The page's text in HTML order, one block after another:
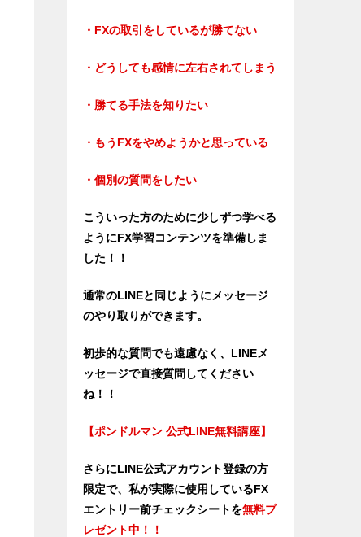
・FXの取引をしているが勝てない
・どうしても感情に左右されてしまう
・勝てる手法を知りたい
・もうFXをやめようかと思っている
・個別の質問をしたい
こういった方のために少しずつ学べる
ようにFX学習コンテンツを準備しま
した！！
通常のLINEと同じようにメッセージ
のやり取りができます。
初歩的な質問でも遠慮なく、LINEメ
ッセージで直接質問してください
ね！！
【ポンドルマン 公式LINE無料講座】
さらにLINE公式アカウント登録の方
限定で、私が実際に使用しているFX
エントリー前チェックシートを無料プ
レゼント中！！